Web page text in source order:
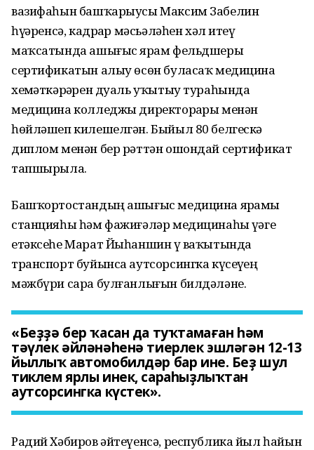
вазифаһын башҡарыусы Максим Забелин
һүҙҙәренсә, кадрҙар мәсьәләһен хәл итеү
маҡсатында ашығыс ярҙам фельдшеры
сертификатын алыу өсөн буласаҡ медицина
хеҙмәткәрҙәрен дуаль уҡытыу тураһында
медицина колледжы директорҙары менән
һөйләшеп килешелгән. Быйыл 80 белгескә
диплом менән бер рәттән ошондай сертификат
тапшырыла.
Башҡортостандың ашығыс медицина ярҙамы
станцияһы һәм фажиғәләр медицинаһы үҙәге
етәксеһе Марат Йыһаншин үҙ ваҡытында
транспорт буйынса аутсорсингка күсеүҙең
мәжбүри сара булғанлығын билдәләне.
«Беҙҙә бер ҡасан да туҡтамаған һәм
тәүлек әйләнәһенә тиерлек эшләгән 12-13
йыллыҡ автомобилдәр бар ине. Беҙ шул
тиклем ярлы инек, сараһыҙлыҡтан
аутсорсингка күстек».
Радий Хәбиров әйтеүенсә, республика йыл һайын